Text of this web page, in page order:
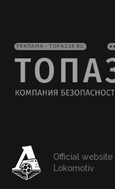
РЕКЛАМА • TOPAZ24.RU
Official
Lokomotiv